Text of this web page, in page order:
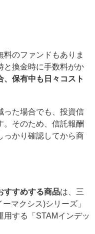
のファンドもありま
と換金時に手数料がか
、保有中も日々コスト
った場合でも、投資信
。そのため、信託報酬
っかり確認してから商
すすめする商品は、三
マクシス)シリーズ」
する「STAMインデッ